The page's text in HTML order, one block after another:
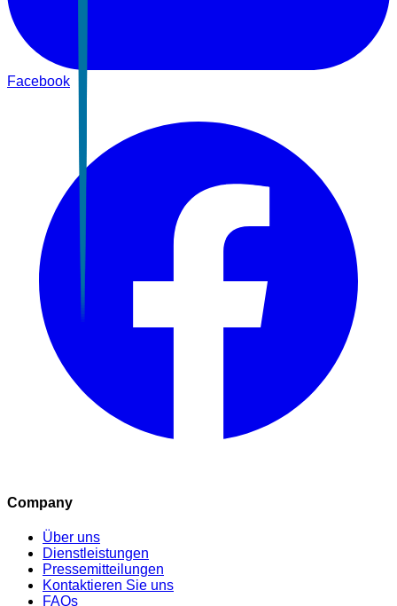
Facebook
Company
Über uns
Dienstleistungen
Pressemitteilungen
Kontaktieren Sie uns
FAQs